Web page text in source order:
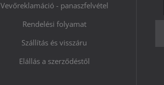
Vevőreklamáció - panaszfelvétel
Rendelési folyamat
Szállítás és visszáru
Elállás a szerződéstől